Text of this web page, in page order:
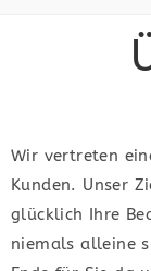
Wir vertreten
Kunden. Unser
glücklich Ihre
niemals alleine